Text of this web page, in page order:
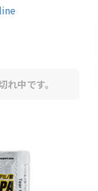
れ中です。